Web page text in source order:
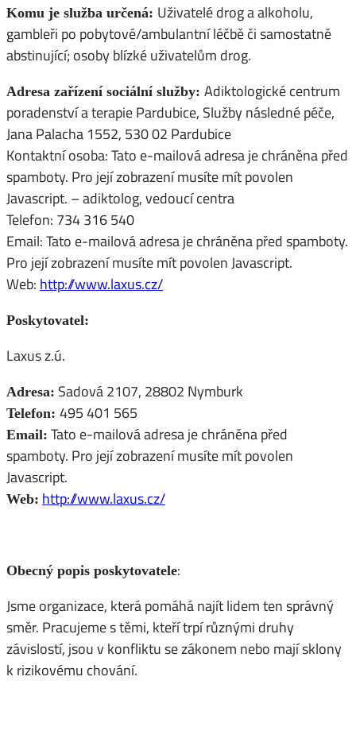
Komu je služba určená: Uživatelé drog a alkoholu,
gambleři po pobytové/ambulantní léčbě či samostatně
abstinující; osoby blízké uživatelům drog.
Adresa zařízení sociální služby: Adiktologické centrum
poradenství a terapie Pardubice, Služby následné péče,
Jana Palacha 1552, 530 02 Pardubice
Kontaktní osoba:Tato e-mailová adresa je chráněna před
spamboty. Pro její zobrazení musíte mít povolen
Javascript. – adiktolog, vedoucí centra
Telefon: 734 316 540
Email:Tato e-mailová adresa je chráněna před spamboty.
Pro její zobrazení musíte mít povolen Javascript.
Web: http://www.laxus.cz/
Poskytovatel:
Laxus z.ú.
Adresa: Sadová 2107, 28802 Nymburk
Telefon: 495 401 565
Email: Tato e-mailová adresa je chráněna před
spamboty. Pro její zobrazení musíte mít povolen
Javascript.
Web: http://www.laxus.cz/
Obecný popis poskytovatele:
Jsme organizace, která pomáhá najít lidem ten správný
směr. Pracujeme s těmi, kteří trpí různými druhy
závislostí, jsou v konfliktu se zákonem nebo mají sklony
k rizikovému chování.